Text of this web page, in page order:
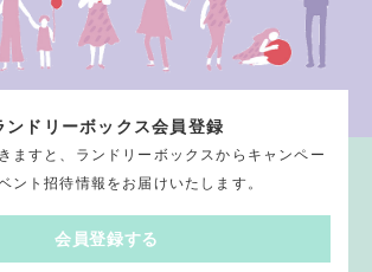
ンドリーボックス会員登録
ますと、ランドリーボックスからキャンペー
ント招待情報をお届けいたします。
会員登録する